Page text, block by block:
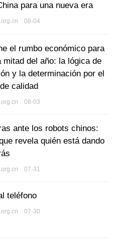
para una nueva era
08-04
el rumbo económico para
mitad del año: la lógica de
y la determinación por el
calidad
08-03
ante los robots chinos:
revela quién está dando
07-31
teléfono
07-30